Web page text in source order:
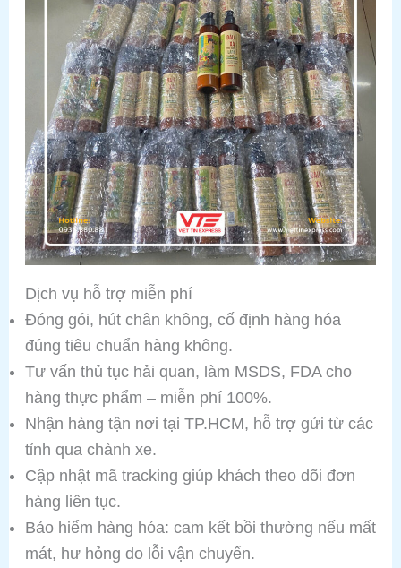
Dịch vụ hỗ trợ miễn phí
Đóng gói, hút chân không, cố định hàng hóa
đúng tiêu chuẩn hàng không.
Tư vấn thủ tục hải quan, làm MSDS, FDA cho
hàng thực phẩm – miễn phí 100%.
Nhận hàng tận nơi tại TP.HCM, hỗ trợ gửi từ các
tỉnh qua chành xe.
Cập nhật mã tracking giúp khách theo dõi đơn
hàng liên tục.
Bảo hiểm hàng hóa: cam kết bồi thường nếu mất
mát, hư hỏng do lỗi vận chuyển.